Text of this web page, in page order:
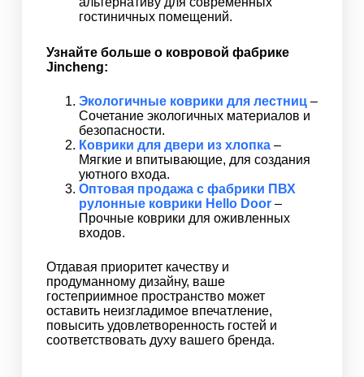
гостиничных помещений.
Узнайте больше о ковровой фабрике
Jincheng:
Экологичные коврики для лестниц–
Сочетание экологичных материалов и
безопасности.
Коврики для двери из хлопка–
Мягкие и впитывающие, для создания
уютного входа.
Оптовая продажа с фабрики ПВХ
рулонные коврики Hello Door–
Прочные коврики для оживленных
входов.
Отдавая приоритет качеству и
продуманному дизайну, ваше
гостеприимное пространство может
оставить неизгладимое впечатление,
повысить удовлетворенность гостей и
соответствовать духу вашего бренда.